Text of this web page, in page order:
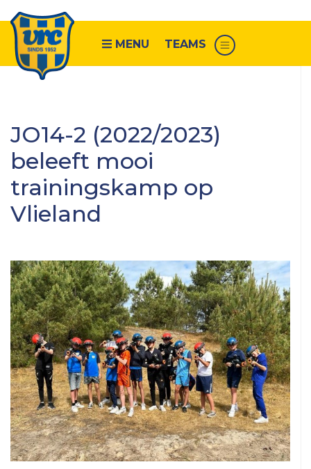
MENU TEAMS
VRC
1
VRC
2
VRC
VRC
4
VRC
5
VRC
6
VRC
7
VRC
8
VRC
JO14-2 (2022/2023)
beleeft mooi
trainingskamp op
Vlieland